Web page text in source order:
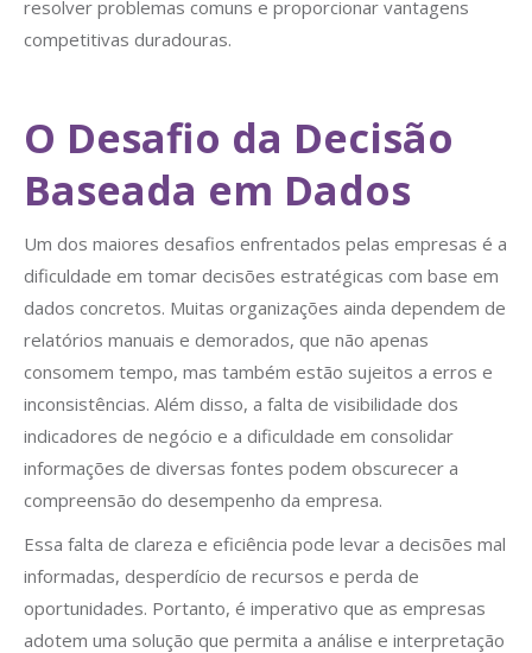
resolver problemas comuns e proporcionar vantagens
competitivas duradouras.
O Desafio da Decisão
Baseada em Dados
Um dos maiores desafios enfrentados pelas empresas é a
dificuldade em tomar decisões estratégicas com base em
dados concretos. Muitas organizações ainda dependem de
relatórios manuais e demorados, que não apenas
consomem tempo, mas também estão sujeitos a erros e
inconsistências. Além disso, a falta de visibilidade dos
indicadores de negócio e a dificuldade em consolidar
informações de diversas fontes podem obscurecer a
compreensão do desempenho da empresa.
Essa falta de clareza e eficiência pode levar a decisões mal
informadas, desperdício de recursos e perda de
oportunidades. Portanto, é imperativo que as empresas
adotem uma solução que permita a análise e interpretação